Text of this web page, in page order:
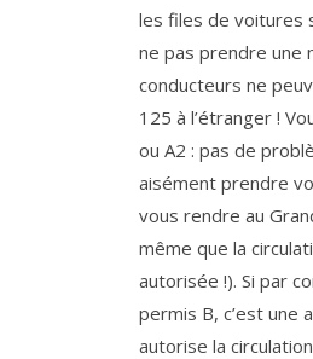
les files de voitures
ne pas prendre une
conducteurs ne
125 à l’étranger !
ou A2 : pas de
aisément prendre
vous rendre au
même que la
autorisée !). Si par
permis B, c’est une
autorise la